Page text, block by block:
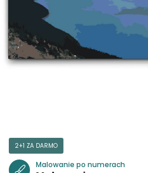
2+1 ZA DARMO
Malowanie po numerach